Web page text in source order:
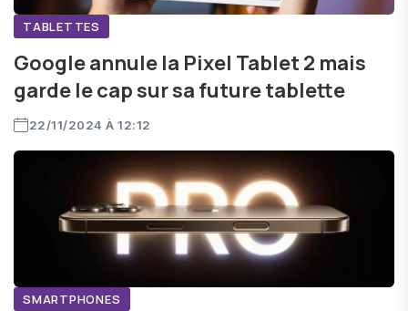
TABLETTES
Google annule la Pixel Tablet 2 mais
garde le cap sur sa future tablette
22/11/2024 À 12:12
SMARTPHONES